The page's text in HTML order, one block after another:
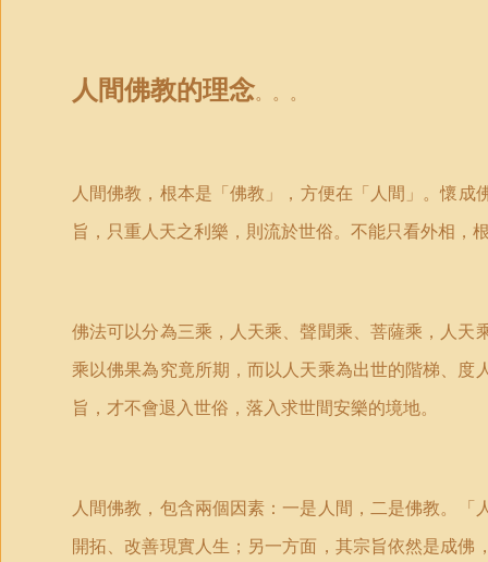
人間佛教的理念。。。
人間佛教，根本是 「佛教 」 ，方便在 「人間 」 。懷成
旨，只重人天之利樂，則流於世俗。不能只看外相，
佛法可以分為三乘，人天乘、聲聞乘、菩薩乘，人
乘以佛果為究竟所期，而以人天乘為出世的階梯、度
旨，才不會退入世俗，落入求世間安樂的境地。
人間佛教，包含兩個因素：一是人間，二是佛教。 「
開拓、改善現實人生；另一方面，其宗旨依然是成